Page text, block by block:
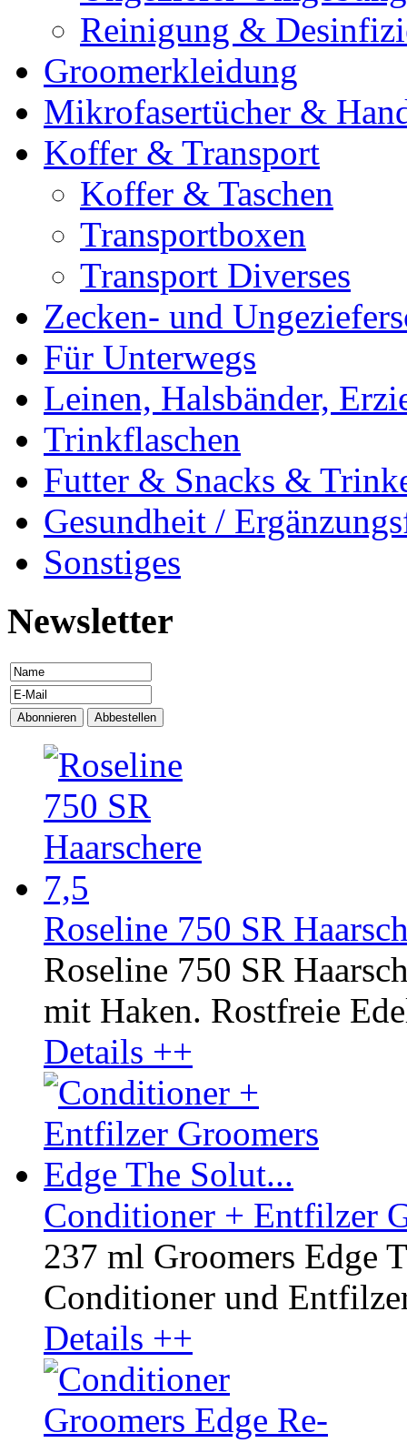
Reinigung &
Groomerkleidung
Mikrofasertücher &
Koffer & Transport
Koffer & Taschen
Transportboxen
Transport Diverses
Zecken- und
Für Unterwegs
Leinen, Halsbänder,
Trinkflaschen
Futter & Snacks &
Gesundheit /
Sonstiges
Newsletter
Roseline 750 SR
Roseline 750 SR
mit Haken. Rostfreie
Details ++
Conditioner + Entfilzer
237 ml Groomers Edge
Conditioner und
Details ++